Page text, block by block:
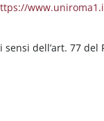
dell’art. 77